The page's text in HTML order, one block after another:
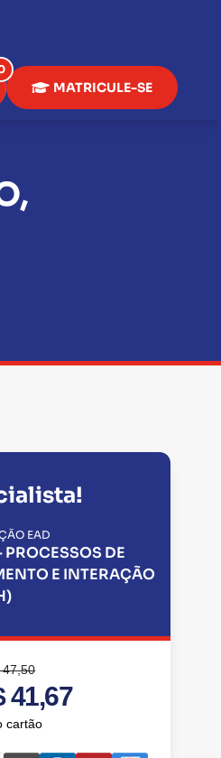
MATRICULE-SE
EAD
DE
E INTERAÇÃO
47,50
41,67
cartão